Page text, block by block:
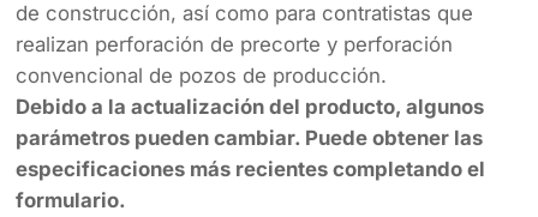
de construcción, así como para contratistas que
realizan perforación de precorte y perforación
convencional de pozos de producción.
Debido a la actualización del producto, algunos
parámetros pueden cambiar. Puede obtener las
especificaciones más recientes completando el
formulario.